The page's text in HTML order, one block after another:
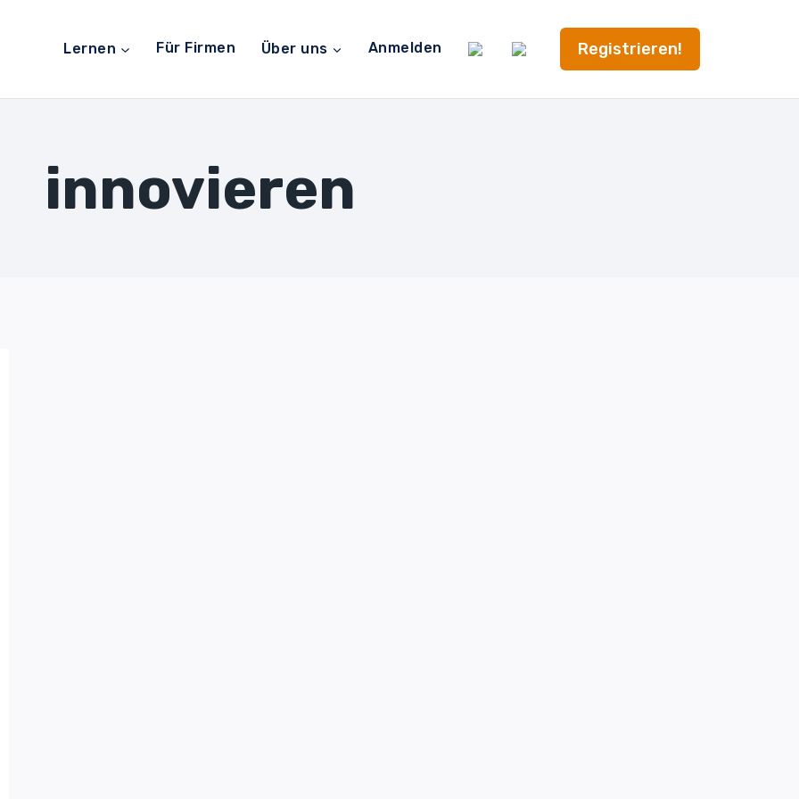
Lernen Für Firmen Über uns Anmelden Registrieren!
innovieren